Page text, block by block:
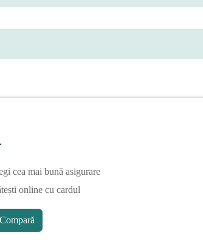
cea mai bună asigurare
online cu cardul
Compară